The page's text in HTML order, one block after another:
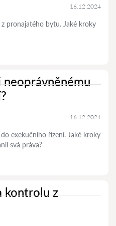
16.12.2024
pronajatého bytu. Jaké kroky
16.12.2024
exekučního řízení. Jaké kroky
svá práva?
kontrolu z